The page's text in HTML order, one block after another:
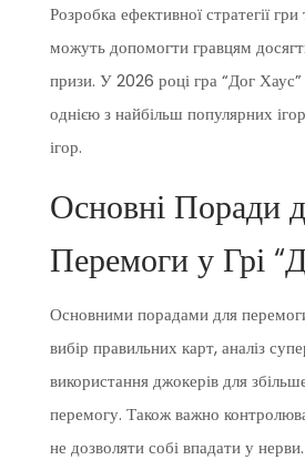
Розробка ефективної стратегії
можуть допомогти гравцям
призи. У 2026 році гра “Дог Хаус”
однією з найбільш популярних
ігор.
Основні Поради
Перемоги у Грі
Основними порадами для
вибір правильних карт, аналіз
використання джокерів для
перемогу. Також важно
не дозволяти собі впадати у нерви.